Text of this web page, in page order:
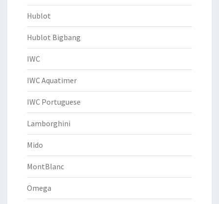
Hublot
Hublot Bigbang
IWC
IWC Aquatimer
IWC Portuguese
Lamborghini
Mido
MontBlanc
Omega